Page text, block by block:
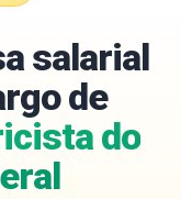
salarial
de
do